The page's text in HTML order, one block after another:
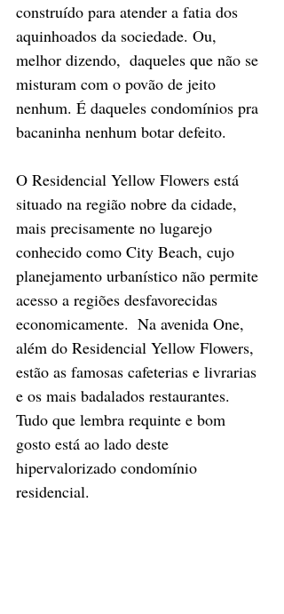
construído para atender a fatia dos
aquinhoados da sociedade. Ou,
melhor dizendo,  daqueles que não se
misturam com o povão de jeito
nenhum. É daqueles condomínios pra
bacaninha nenhum botar defeito.
O Residencial Yellow Flowers está
situado na região nobre da cidade,
mais precisamente no lugarejo
conhecido como City Beach, cujo
planejamento urbanístico não permite
acesso a regiões desfavorecidas
economicamente.  Na avenida One,
além do Residencial Yellow Flowers,
estão as famosas cafeterias e livrarias
e os mais badalados restaurantes.
Tudo que lembra requinte e bom
gosto está ao lado deste
hipervalorizado condomínio
residencial.